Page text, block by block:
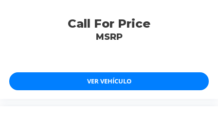
Call For Price
MSRP
VER VEHÍCULO